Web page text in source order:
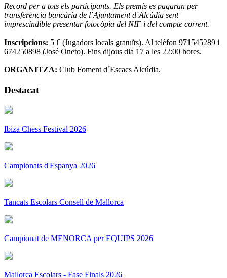
Record per a tots els participants. Els premis es pagaran per
transferència bancària de l´Ajuntament d´Alcúdia sent
imprescindible presentar fotocòpia del NIF i del compte corrent.
Inscripcions: 5 € (Jugadors locals gratuïts). Al telèfon 971545289 i
674250898 (José Oneto). Fins dijous dia 17 a les 22:00 hores.
ORGANITZA: Club Foment d´Escacs Alcúdia.
Destacat
Ibiza Chess Festival 2026
Campionats d'Espanya 2026
Tancats Escolars Consell de Mallorca
Campionat de MENORCA per EQUIPS 2026
Mallorca Escolars - Fase Finals 2026